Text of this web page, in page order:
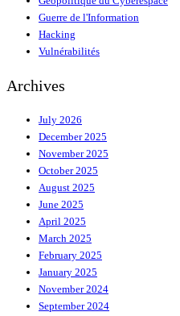
Guerre de l'Information
Hacking
Vulnérabilités
Archives
July 2026
December 2025
November 2025
October 2025
August 2025
June 2025
April 2025
March 2025
February 2025
January 2025
November 2024
September 2024